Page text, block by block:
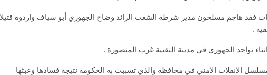
فقد هاجم مسلحون مدير شرطة الشعب الرائد وضاح الجهوري أبو سياف واردوه قتيلا
.
تواجد الجهوري في مدينة التقنية غرب المنصورة .
الإنفلات الأمني في محافظة والذي تسببت به الحكومة نتيجة فسادها وعبثها